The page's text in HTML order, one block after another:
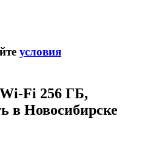
условия
Fi 256 ГБ,
в Новосибирске